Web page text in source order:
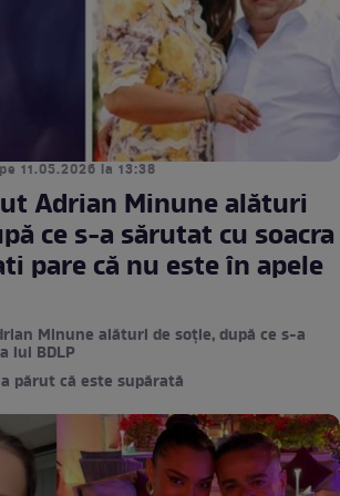
11.05.2026 la 13:38
Adrian Minune alături
ce s-a sărutat cu soacra
pare că nu este în apele
Minune alături de soție, după ce s-a
lui BDLP
părut că este supărată